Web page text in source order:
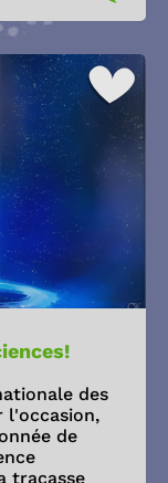
des
l'occasion,
de
tracasse